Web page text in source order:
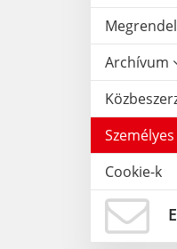
Archívum
Cookie-k